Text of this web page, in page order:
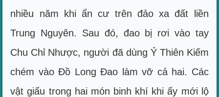
nhiều năm khi ẩn cư trên đảo xa đất liền
Trung Nguyên. Sau đó, đao bị rơi vào tay
Chu Chỉ Nhược, người đã dùng Ỷ Thiên Kiếm
chém vào Đồ Long Đao làm vỡ cả hai. Các
vật giấu trong hai món binh khí khi ấy mới lộ